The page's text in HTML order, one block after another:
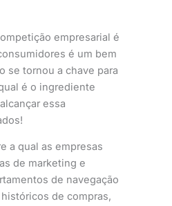
empresarial é
é um bem
se tornou a chave para
é o ingrediente
essa
a qual as empresas
de marketing e
de navegação
de compras,